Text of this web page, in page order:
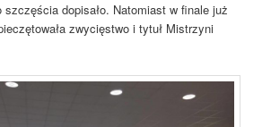
dopisało. Natomiast w finale już
zwycięstwo i tytuł Mistrzyni